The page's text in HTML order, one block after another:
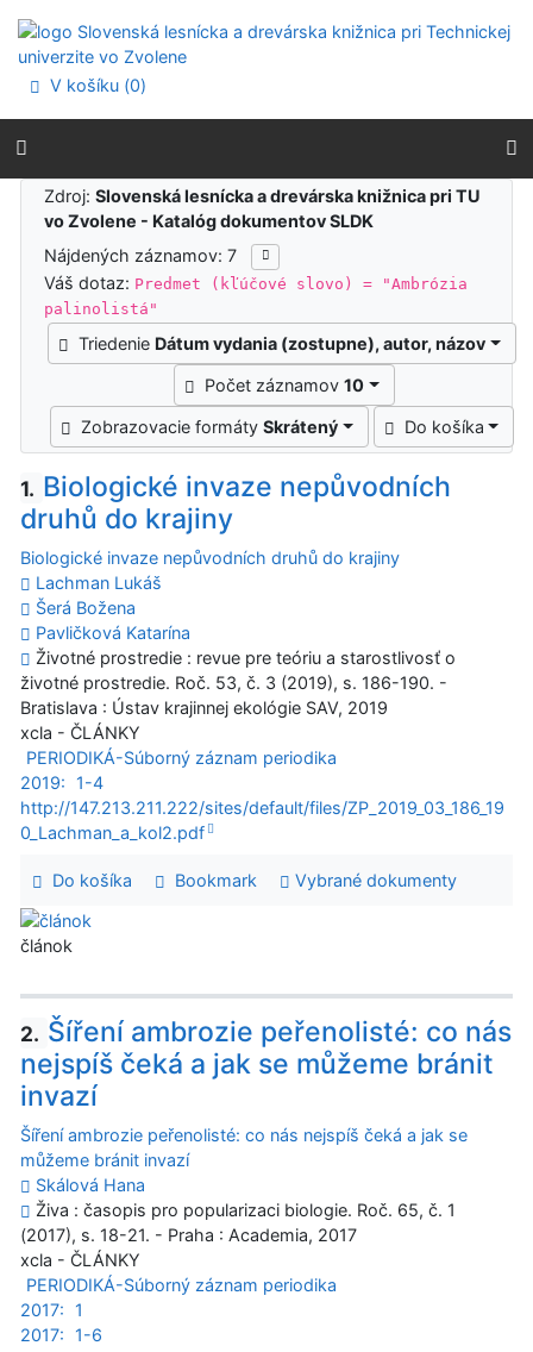
Prejsť na menu
Prehlásenie o webovej prístupnosti
V košíku (0)
Výsledky vyhľadávania
Zdroj:Slovenská lesnícka a drevárska knižnica pri TU
vo Zvolene - Katalóg dokumentov SLDK
Nájdených záznamov: 7
Váš dotaz: Predmet (kľúčové slovo) = "Ambrózia
palinolistá"
Triedenie Dátum vydania (zostupne), autor, názov
Počet záznamov10
Zobrazovacie formátySkrátený Do košíka
1. Biologické invaze nepůvodních
druhů do krajiny
Biologické invaze nepůvodních druhů do krajiny
Lachman Lukáš
Šerá Božena
Pavličková Katarína
Životné prostredie : revue pre teóriu a starostlivosť o
životné prostredie. Roč. 53, č. 3 (2019), s. 186-190. -
Bratislava : Ústav krajinnej ekológie SAV, 2019
xcla - ČLÁNKY
PERIODIKÁ-Súborný záznam periodika
2019:
1-4
http://147.213.211.222/sites/default/files/ZP_2019_03_186_19
0_Lachman_a_kol2.pdf
Do košíka Bookmark Vybrané dokumenty
článok
2. Šíření ambrozie peřenolisté: co nás
nejspíš čeká a jak se můžeme bránit
invazí
Šíření ambrozie peřenolisté: co nás nejspíš čeká a jak se
můžeme bránit invazí
Skálová Hana
Živa : časopis pro popularizaci biologie. Roč. 65, č. 1
(2017), s. 18-21. - Praha : Academia, 2017
xcla - ČLÁNKY
PERIODIKÁ-Súborný záznam periodika
2017:
1
2017:
1-6